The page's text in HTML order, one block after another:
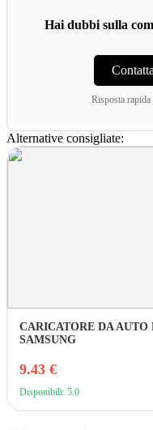
Hai dubbi sulla
Risposta
Alternative consigliate:
CARICATORE DA
SAMSUNG
9.43 €
Disponibili: 5.0